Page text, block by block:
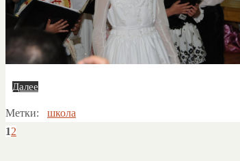
Далее
Метки:
школа
12